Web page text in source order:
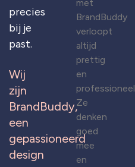
precies
bij je
past.
Wij
zijn
BrandBuddy,
een
gepassioneerd
design
met
BrandBuddy
verloopt
altijd
prettig
en
professioneel.
Ze
denken
goed
mee
en